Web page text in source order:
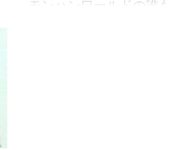
モンハンワールドの誰も